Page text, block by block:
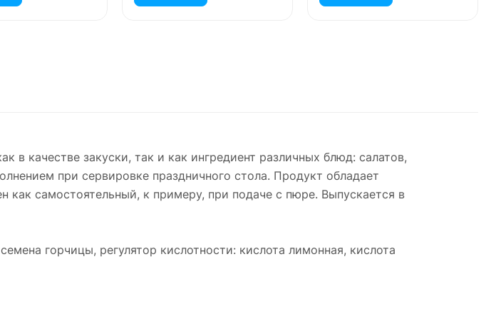
качестве закуски, так и как ингредиент различных блюд: салатов,
при сервировке праздничного стола. Продукт обладает
самостоятельный, к примеру, при подаче с пюре. Выпускается в
горчицы, регулятор кислотности: кислота лимонная, кислота